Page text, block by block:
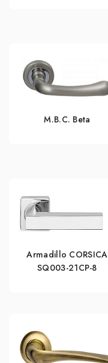
M.B.C. Beta
Armadillo CORSICA
SQ003-21CP-8